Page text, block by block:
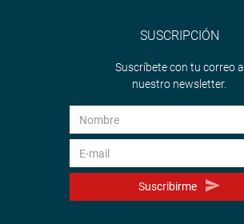
SUSCRIPCIÓN
Suscríbete con tu correo a
nuestro newsletter.
Suscribirme